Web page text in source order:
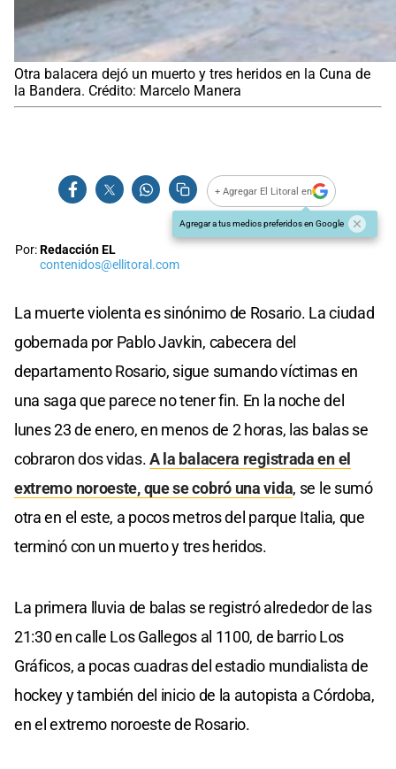
Otra balacera dejó un muerto y tres heridos en la Cuna de
la Bandera. Crédito: Marcelo Manera
+ Agregar El Litoral en
Agregar a tus medios preferidos en Google
Por:Redacción EL
contenidos@ellitoral.com
La muerte violenta es sinónimo de Rosario. La ciudad
gobernada por Pablo Javkin, cabecera del
departamento Rosario, sigue sumando víctimas en
una saga que parece no tener fin. En la noche del
lunes 23 de enero, en menos de 2 horas, las balas se
cobraron dos vidas.A la balacera registrada en el
extremo noroeste, que se cobró una vida, se le sumó
otra en el este, a pocos metros del parque Italia, que
terminó con un muerto y tres heridos.
La primera lluvia de balas se registró alrededor de las
21:30 en calle Los Gallegos al 1100, de barrio Los
Gráficos, a pocas cuadras del estadio mundialista de
hockey y también del inicio de la autopista a Córdoba,
en el extremo noroeste de Rosario.